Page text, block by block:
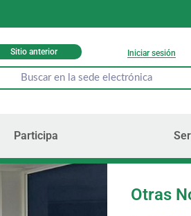
Sitio anterior Iniciar sesión
Participa
Otras